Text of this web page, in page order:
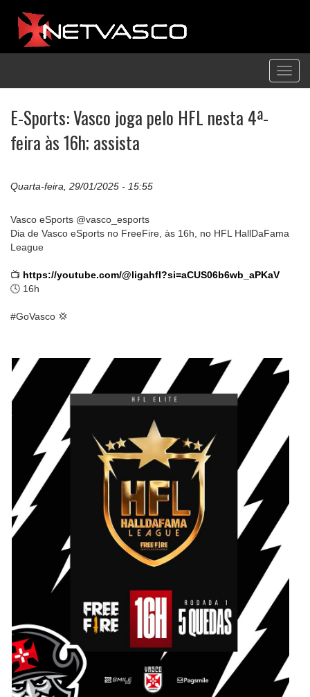
E-Sports: Vasco joga pelo HFL nesta 4ª-
feira às 16h; assista
Quarta-feira, 29/01/2025 - 15:55
Vasco eSports @vasco_esports
Dia de Vasco eSports no FreeFire, às 16h, no HFL HallDaFama
League
📺 https://youtube.com/@ligahfl?si=aCUS06b6wb_aPKaV
🕓 16h
#GoVasco 💢